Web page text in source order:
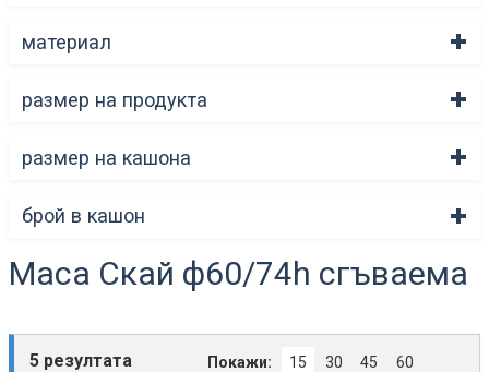
материал
размер на продукта
размер на кашона
брой в кашон
Маса Скай ф60/74h сгъваема
5 резултата Покажи: 15 30 45 60